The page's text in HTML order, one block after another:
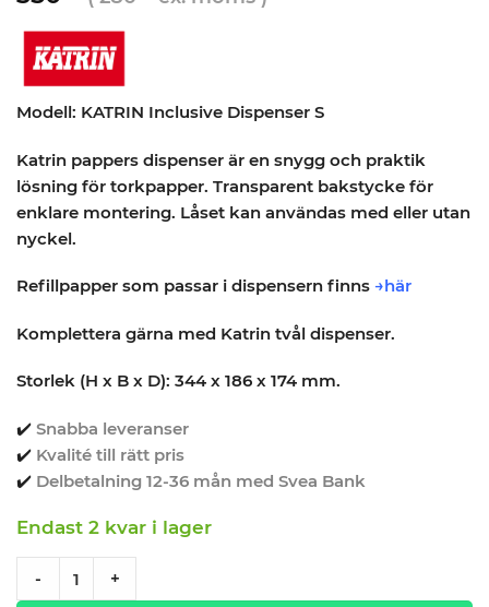
Modell: KATRIN Inclusive Dispenser S
Katrin pappers dispenser är en snygg och praktik
lösning för torkpapper. Transparent bakstycke för
enklare montering. Låset kan användas med eller utan
nyckel.
Refillpapper som passar i dispensern finns →här
Komplettera gärna med Katrin tvål dispenser.
Storlek (H x B x D): 344 x 186 x 174 mm.
✔️ Snabba leveranser
✔️ Kvalité till rätt pris
✔️ Delbetalning 12-36 mån med Svea Bank
Endast 2 kvar i lager
- +